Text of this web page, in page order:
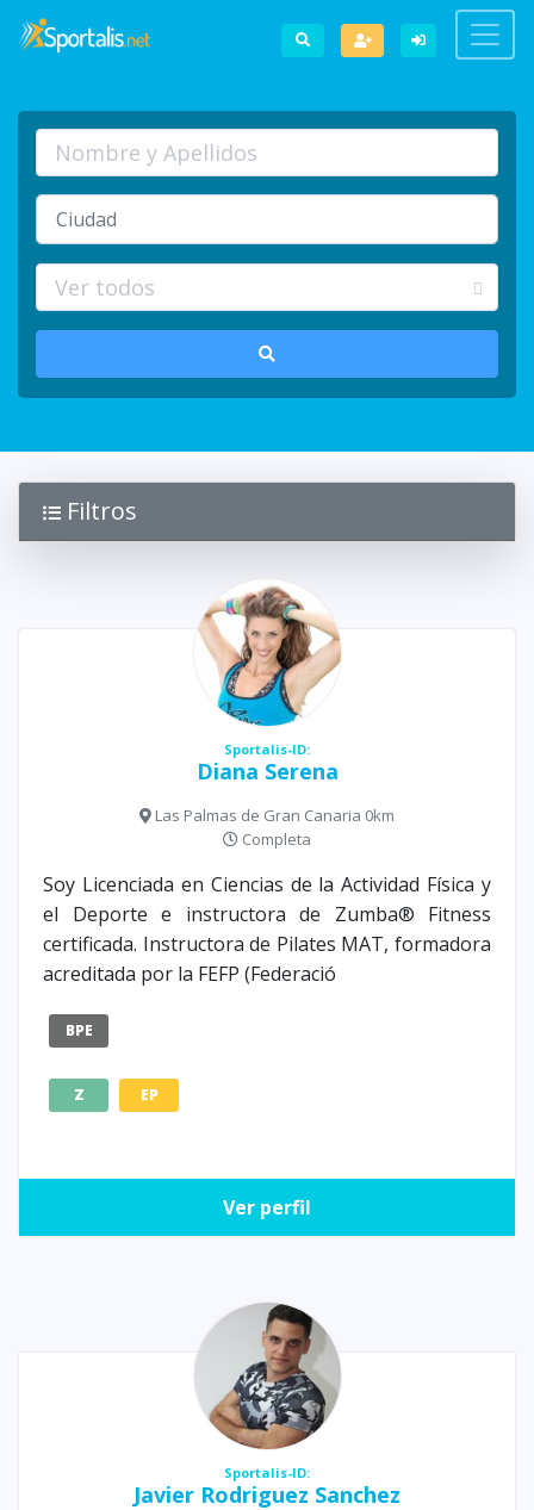
Filtros
Sportalis-ID:
Diana Serena
Las Palmas de Gran Canaria 0km
Completa
Soy Licenciada en Ciencias de la Actividad Física y
el Deporte e instructora de Zumba® Fitness
certificada. Instructora de Pilates MAT, formadora
acreditada por la FEFP (Federació
BPE
Z EP
Ver perfil
Sportalis-ID:
Javier Rodriguez Sanchez